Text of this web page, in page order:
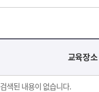
교육장소
검색된 내용이 없습니다.